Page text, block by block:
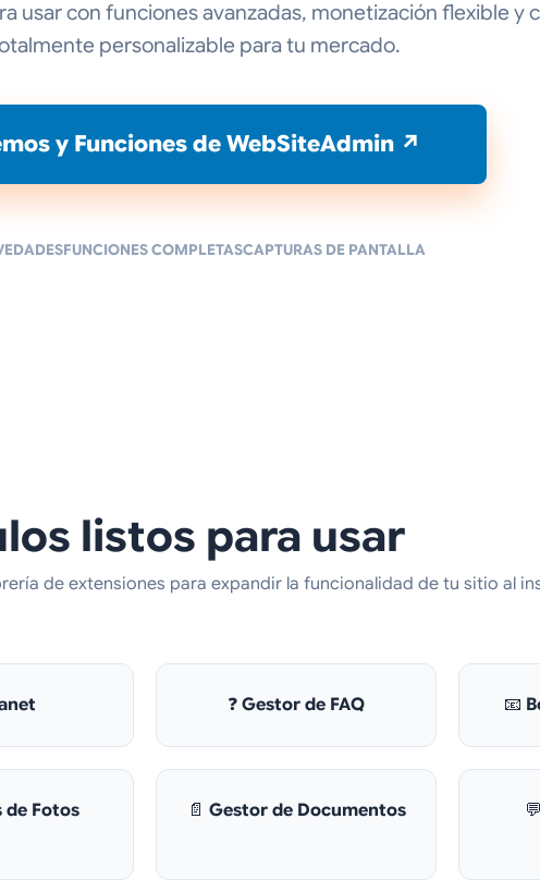
usar con funciones avanzadas, monetización flexible y
personalizable para tu mercado.
y Funciones de WebSiteAdmin ↗
FUNCIONES COMPLETASCAPTURAS DE PANTALLA
listos para usar
de extensiones para expandir la funcionalidad de tu sitio al
❓ Gestor de FAQ 📧
de Fotos 📄 Gestor de Documentos 💬